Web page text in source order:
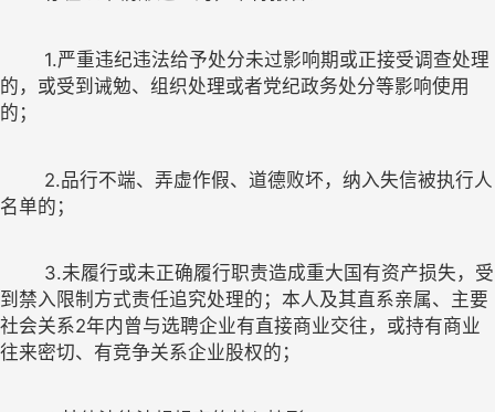
	1.
严重违纪违法给予处分未过影响期或正接受调查处理
的，或受到诫勉、组织处理或者党纪政务处分等影响使用
的；
	2.
品行不端、弄虚作假、道德败坏，纳入失信被执行人
名单的；
	3.
未履行或未正确履行职责造成重大国有资产损失，受
到禁入限制方式责任追究处理的；本人及其直系亲属、主要
社会关系2年内曾与选聘企业有直接商业交往，或持有商业
往来密切、有竞争关系企业股权的；